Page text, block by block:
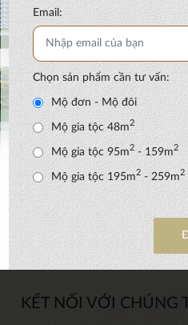
Những bí ẩn về sự tồn tại
06/12/18 Thường thức
Từ rất xa xưa, người ta đã
của con người sau khi chết
vào lĩnh vực ấy, chủ yếu chỉ
KẾT NỐI VỚI CHÚNG
Email:
Chọn sản phẩm cần tư vấn:
Mộ đơn - Mộ đôi
Mộ gia tộc 48m2
Mộ gia tộc 95m2- 159m2
Mộ gia tộc 195m2 - 259m2